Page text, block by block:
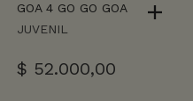
GOA 4 GO GO GOA
JUVENIL
$ 52.000,00